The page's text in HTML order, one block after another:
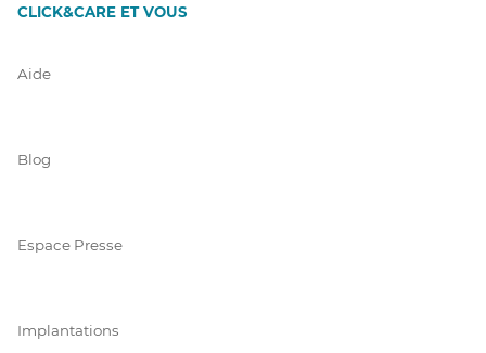
CLICK&CARE ET VOUS
Aide
Blog
Espace Presse
Implantations